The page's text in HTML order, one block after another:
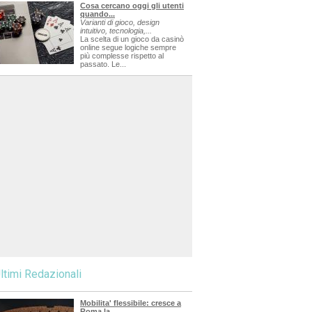
Cosa cercano oggi gli utenti
quando...
Varianti di gioco, design
intuitivo, tecnologia,...
La scelta di un gioco da casinò
online segue logiche sempre
più complesse rispetto al
passato. Le...
Redazionali
Mobilita' flessibile: cresce a